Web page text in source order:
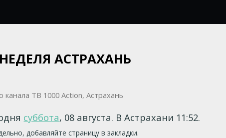
НЕДЕЛЯ АСТРАХАНЬ
суббота, 08 августа. В Астрахани 11:52.
добавляйте страницу в закладки.